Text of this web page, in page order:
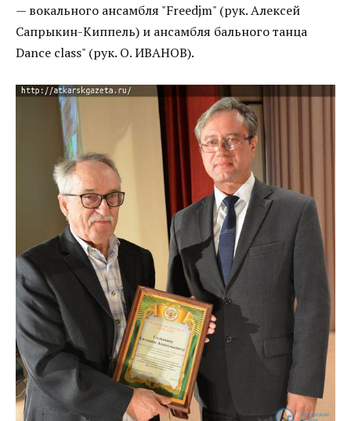
— вокального ансамбля "Freedjm" (рук. Алексей
Сапрыкин-Киппель) и ансамбля бального танца
Dance class" (рук. О. ИВАНОВ).